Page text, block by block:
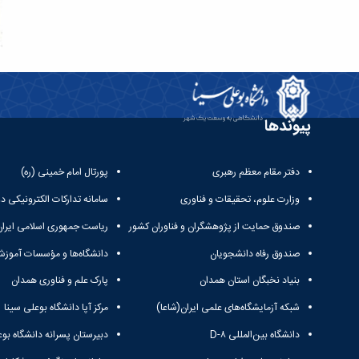
پیوندها
دفتر مقام معظم رهبری
وزارت علوم، تحقیقات و فناوری
صندوق حمایت از پژوهشگران و فناوران کشور
صندوق رفاه دانشجویان
بنیاد نخبگان استان همدان
شبکه آزمایشگاه‌های علمی ایران(شاعا)
دانشگاه بین‌المللی D-۸
پورتال امام خمینی (ره)
سامانه تدارکات الکترونیکی
ریاست جمهوری اسلامی
دانشگاه‌ها و مؤسسات
پارک علم و فناوری همدان
مرکز آپا دانشگاه بوعلی سینا
دبیرستان پسرانه دانشگاه